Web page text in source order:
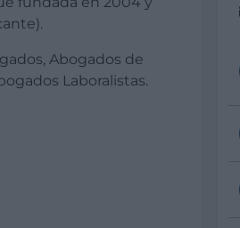
Abogados de
Laboralistas.